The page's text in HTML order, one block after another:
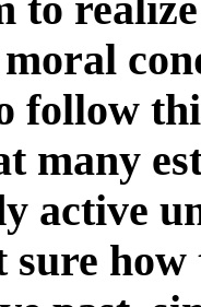
to
follow
many
active
sure